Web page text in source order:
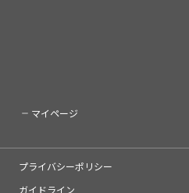
マイページ
プライバシーポリシー
ガイドライン